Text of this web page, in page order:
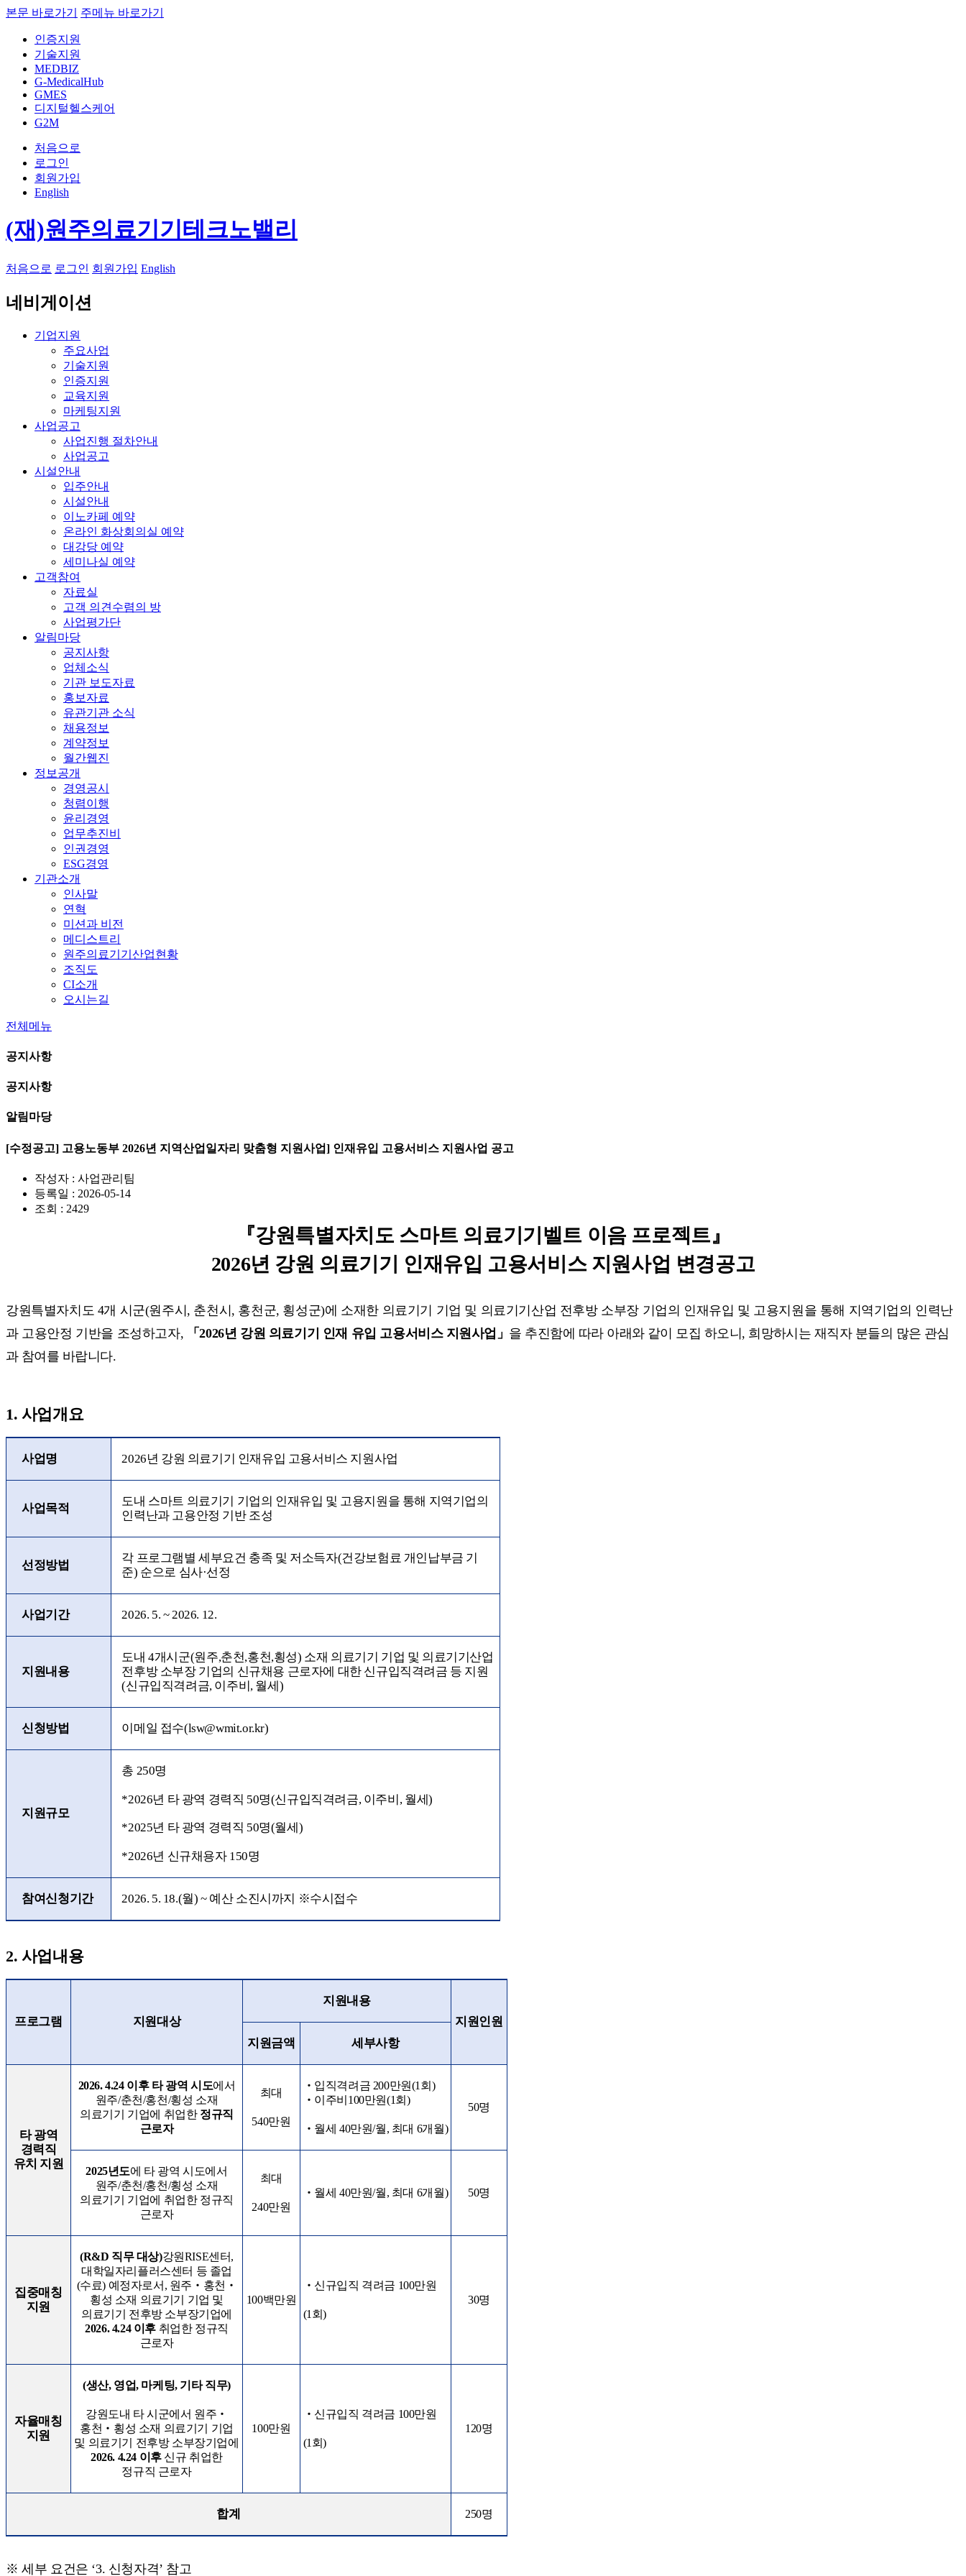
본문 바로가기 주메뉴 바로가기
인증지원
기술지원
MEDBIZ
G-MedicalHub
GMES
디지털헬스케어
G2M
처음으로
로그인
회원가입
English
(재)원주의료기기테크노밸리
처음으로 로그인 회원가입 English
네비게이션
기업지원
주요사업
기술지원
인증지원
교육지원
마케팅지원
사업공고
사업진행 절차안내
사업공고
시설안내
입주안내
시설안내
이노카페 예약
온라인 화상회의실 예약
대강당 예약
세미나실 예약
고객참여
자료실
고객 의견수렴의 방
사업평가단
알림마당
공지사항
업체소식
기관 보도자료
홍보자료
유관기관 소식
채용정보
계약정보
월간웹진
정보공개
경영공시
청렴이행
윤리경영
업무추진비
인권경영
ESG경영
기관소개
인사말
연혁
미션과 비전
메디스트리
원주의료기기산업현황
조직도
CI소개
오시는길
전체메뉴
공지사항
공지사항
알림마당
[수정공고] 고용노동부 2026년 지역산업일자리 맞춤형 지원사업] 인재유입 고용서비스 지원사업 공고
작성자 : 사업관리팀
등록일 : 2026-05-14
조회 : 2429
『강원특별자치도 스마트 의료기기벨트 이음 프로젝트』
2026년 강원 의료기기 인재유입 고용서비스 지원사업 변경공고
강원특별자치도 4개 시군(원주시, 춘천시, 홍천군, 횡성군)에 소재한 의료기기 기업 및 의료기기산업 전후방 소부장 기업의 인재유입 및 고용지원을 통해 지역기업의 인력난
과 고용안정 기반을 조성하고자, 「2026년 강원 의료기기 인재 유입 고용서비스 지원사업」 을 추진함에 따라 아래와 같이 모집 하오니, 희망하시는 재직자 분들의 많은 관심
과 참여를 바랍니다.
1. 사업개요
사업명 2026년 강원 의료기기 인재유입 고용서비스 지원사업
사업목적
도내 스마트 의료기기 기업의 인재유입 및 고용지원을 통해 지역기업의
인력난과 고용안정 기반 조성
선정방법
각 프로그램별 세부요건 충족 및 저소득자(건강보험료 개인납부금 기
준) 순으로 심사·선정
사업기간 2026. 5. ~ 2026. 12.
지원내용
도내4개시군(원주,춘천,홍천,횡성) 소재 의료기기 기업 및 의료기기산업
전후방 소부장 기업의 신규채용 근로자에 대한 신규입직격려금 등 지원
(신규입직격려금, 이주비, 월세)
신청방법 이메일 접수(lsw@wmit.or.kr)
지원규모
총 250명
*2026년 타 광역 경력직 50명(신규입직격려금, 이주비 , 월세)
*2025년 타 광역 경력직 50명(월세 )
*2026년 신규채용자 150명
참여신청기간 2026. 5. 18.(월) ~ 예산 소진시까지 ※수시접수
2. 사업내용
프로그램 지원대상
지원내용
지원인원
지원금액
세부사항
타 광역
경력직
유치 지원
2026. 4.24 이후 타 광역 시도에서
원주/춘천/홍천/횡성 소재
의료기기 기업에 취업한 정규직
근로자
최대
540만원
‧ 입직격려금 200만원(1 회 )
‧ 이주비 100만원(1회 )
‧ 월세40만원/월, 최대 6개월)
50명
2025년도에 타 광역 시도에서
원주/춘천/홍천/횡성 소재
의료기기 기업에 취업한 정규직
근로자
최대
240만원
‧ 월세40만원/월, 최대 6개월) 50명
집중매칭
지원
(R&D 직무 대상)강원RISE센터,
대학일자리플러스센터 등 졸업
(수료) 예정자로서 , 원주 ‧ 홍천 ‧
횡성 소재 의료기기 기업 및
의료기기 전후방 소부장기업에
2026. 4.24 이후 취업한 정규직
근로자
100백만원
‧ 신규입직 격려금 100만원
(1 회)
30명
자율매칭
지원
(생산, 영업, 마케팅, 기타 직무)
강원도내 타 시군에서 원주 ‧
홍천 ‧ 횡성 소재 의료기기 기업
및 의료기기 전후방 소부장기업에
2026. 4.24 이후 신규 취업한
정규직 근로자
100만원
‧ 신규입직 격려금 100만원
(1 회)
120명
합계 250명
※ 세부 요건은 ‘3. 신청자격’ 참고